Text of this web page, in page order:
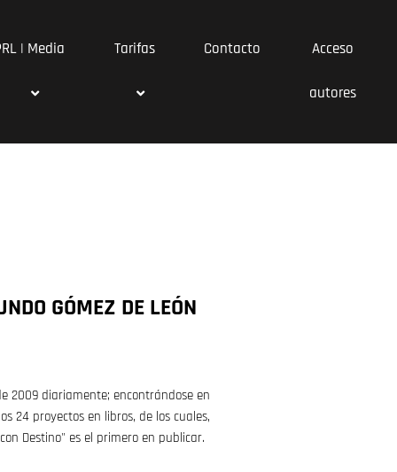
| Media Tarifas Contacto Acceso
autores
GÓMEZ DE LEÓN
2009 diariamente; encontrándose en
24 proyectos en libros, de los cuales,
Destino" es el primero en publicar.